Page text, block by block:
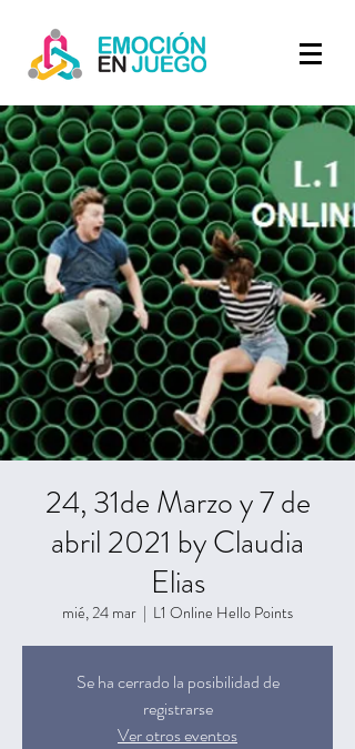
24, 31de Marzo y 7 de
abril 2021 by Claudia
Elias
mié, 24 mar
  |
L1 Online Hello Points
Se ha cerrado la posibilidad de
registrarse
Ver otros eventos